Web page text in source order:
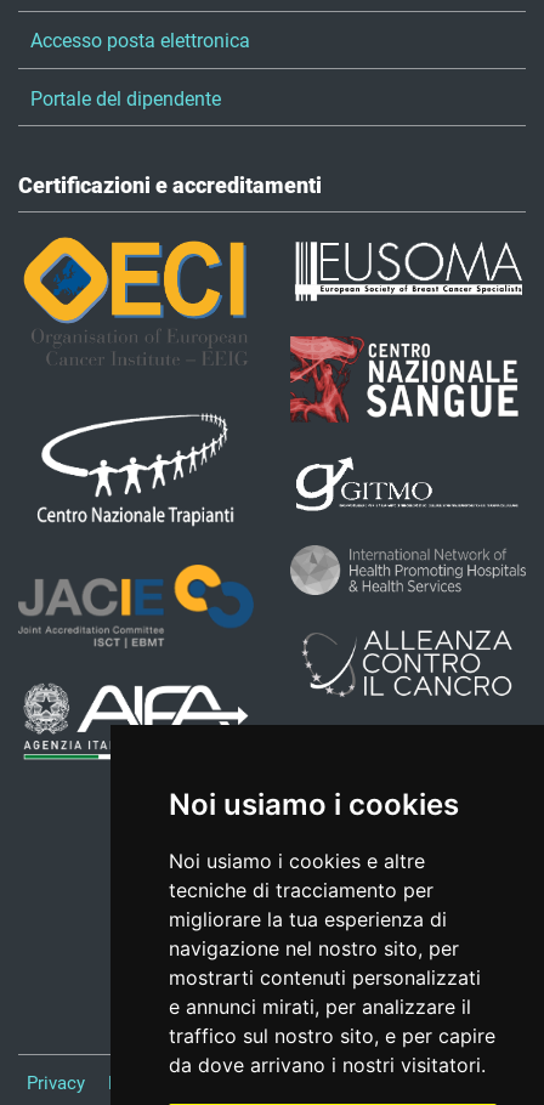
Noi usiamo i cookies
Noi usiamo i cookies e altre
tecniche di tracciamento per
migliorare la tua esperienza di
navigazione nel nostro sito, per
mostrarti contenuti personalizzati
e annunci mirati, per analizzare il
traffico sul nostro sito, e per capire
da dove arrivano i nostri visitatori.
Accesso posta elettronica
Portale del dipendente
Certificazioni e accreditamenti
Privacy Note Legali